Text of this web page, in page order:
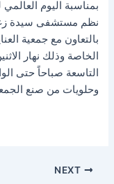
بالتعاون مع جمعية
التاسعة صباحاً حتى
وحلويات من صنع
NEXT